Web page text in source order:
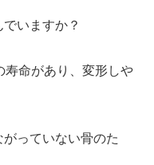
いますか？
寿命があり、変形しや
っていない骨のた